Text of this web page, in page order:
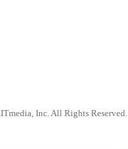
Inc. All Rights Reserved.